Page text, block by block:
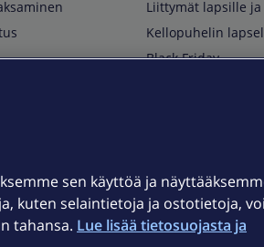
Liittymät lapsille
Kellopuhelin
Black Friday
sen käyttöä ja
kuten selaintietoja ja ostotietoja,
tahansa. Lue lisää tietosuojasta ja